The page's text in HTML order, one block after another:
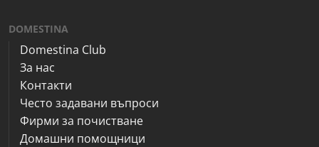
DOMESTINA
Domestina Club
За нас
Контакти
Често задавани въпроси
Фирми за почистване
Домашни помощници